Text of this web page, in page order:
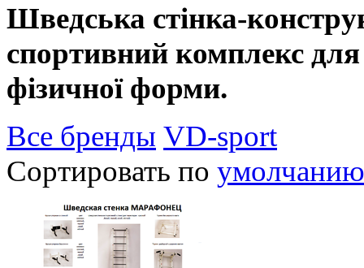
Шведська стінка-
спортивний комплекс
фізичної форми.
Все бренды VD-sport
Сортировать по умолчанию